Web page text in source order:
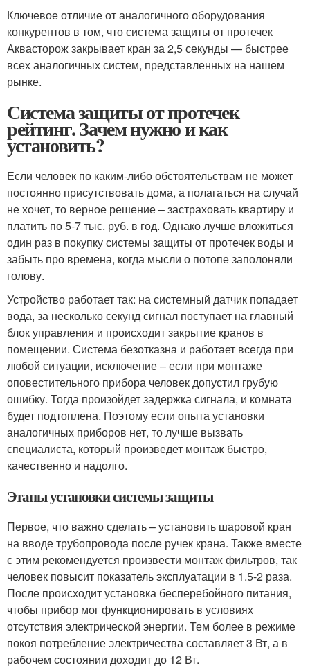
Ключевое отличие от аналогичного оборудования
конкурентов в том, что система защиты от протечек
Аквасторож закрывает кран за 2,5 секунды — быстрее
всех аналогичных систем, представленных на нашем
рынке.
Система защиты от протечек
рейтинг. Зачем нужно и как
установить?
Если человек по каким-либо обстоятельствам не может
постоянно присутствовать дома, а полагаться на случай
не хочет, то верное решение – застраховать квартиру и
платить по 5-7 тыс. руб. в год. Однако лучше вложиться
один раз в покупку системы защиты от протечек воды и
забыть про времена, когда мысли о потопе заполоняли
голову.
Устройство работает так: на системный датчик попадает
вода, за несколько секунд сигнал поступает на главный
блок управления и происходит закрытие кранов в
помещении. Система безотказна и работает всегда при
любой ситуации, исключение – если при монтаже
оповестительного прибора человек допустил грубую
ошибку. Тогда произойдет задержка сигнала, и комната
будет подтоплена. Поэтому если опыта установки
аналогичных приборов нет, то лучше вызвать
специалиста, который произведет монтаж быстро,
качественно и надолго.
Этапы установки системы защиты
Первое, что важно сделать – установить шаровой кран
на вводе трубопровода после ручек крана. Также вместе
с этим рекомендуется произвести монтаж фильтров, так
человек повысит показатель эксплуатации в 1.5-2 раза.
После происходит установка бесперебойного питания,
чтобы прибор мог функционировать в условиях
отсутствия электрической энергии. Тем более в режиме
покоя потребление электричества составляет 3 Вт, а в
рабочем состоянии доходит до 12 Вт.